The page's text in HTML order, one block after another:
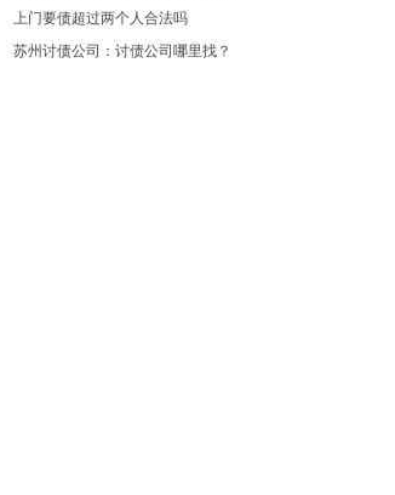
上门要债超过两个人合法吗
苏州讨债公司：讨债公司哪里找？